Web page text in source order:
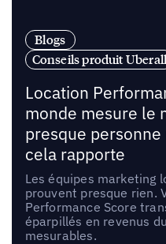
Blogs
Conseils produit
Location
monde mesure le
presque
cela rapporte
Les équipes marketing
prouvent presque rien.
Performance Score
éparpillés en revenus
mesurables.